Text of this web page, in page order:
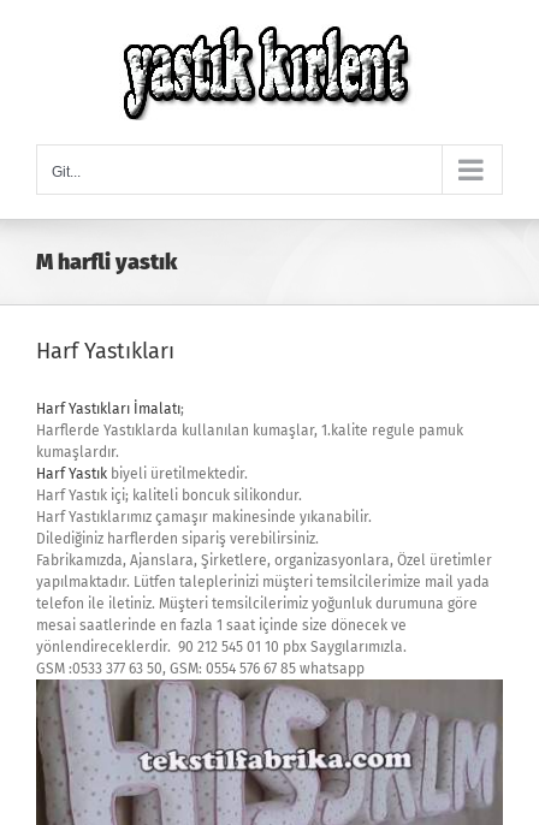
Git...
M harfli yastık
Harf Yastıkları
Harf Yastıkları İmalatı;
Harflerde Yastıklarda kullanılan kumaşlar, 1.kalite regule pamuk
kumaşlardır.
Harf Yastık biyeli üretilmektedir.
Harf Yastık içi; kaliteli boncuk silikondur.
Harf Yastıklarımız çamaşır makinesinde yıkanabilir.
Dilediğiniz harflerden sipariş verebilirsiniz.
Fabrikamızda, Ajanslara, Şirketlere, organizasyonlara, Özel üretimler
yapılmaktadır. Lütfen taleplerinizi müşteri temsilcilerimize mail yada
telefon ile iletiniz. Müşteri temsilcilerimiz yoğunluk durumuna göre
mesai saatlerinde en fazla 1 saat içinde size dönecek ve
yönlendireceklerdir. 90 212 545 01 10 pbx Saygılarımızla.
GSM :0533 377 63 50, GSM: 0554 576 67 85 whatsapp